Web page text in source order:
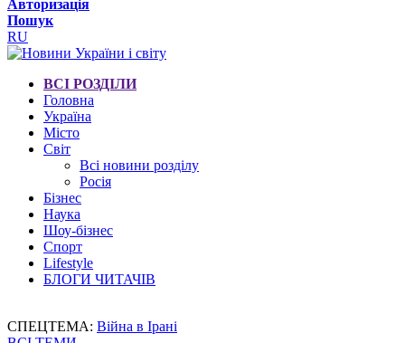
Авторизація
Пошук
RU
ВСІ РОЗДІЛИ
Головна
Україна
Місто
Світ
Всі новини розділу
Росія
Бізнес
Наука
Шоу-бізнес
Спорт
Lifestyle
БЛОГИ ЧИТАЧІВ
СПЕЦТЕМА: Війна в Ірані